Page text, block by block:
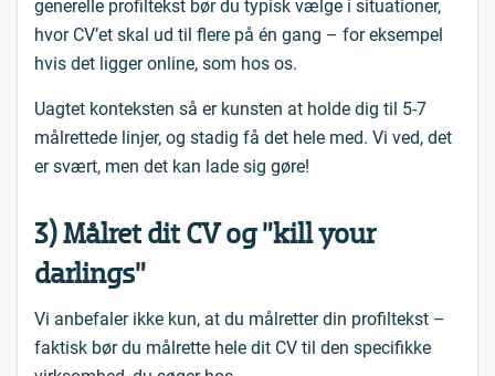
generelle profiltekst bør du typisk vælge i situationer,
hvor CV’et skal ud til flere på én gang – for eksempel
hvis det ligger online, som hos os.
Uagtet konteksten så er kunsten at holde dig til 5-7
målrettede linjer, og stadig få det hele med. Vi ved, det
er svært, men det kan lade sig gøre!
3) Målret dit CV og ”kill your
darlings”
Vi anbefaler ikke kun, at du målretter din profiltekst –
faktisk bør du målrette hele dit CV til den specifikke